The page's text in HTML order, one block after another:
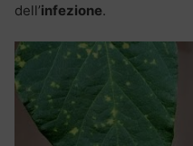
dell’infezione.